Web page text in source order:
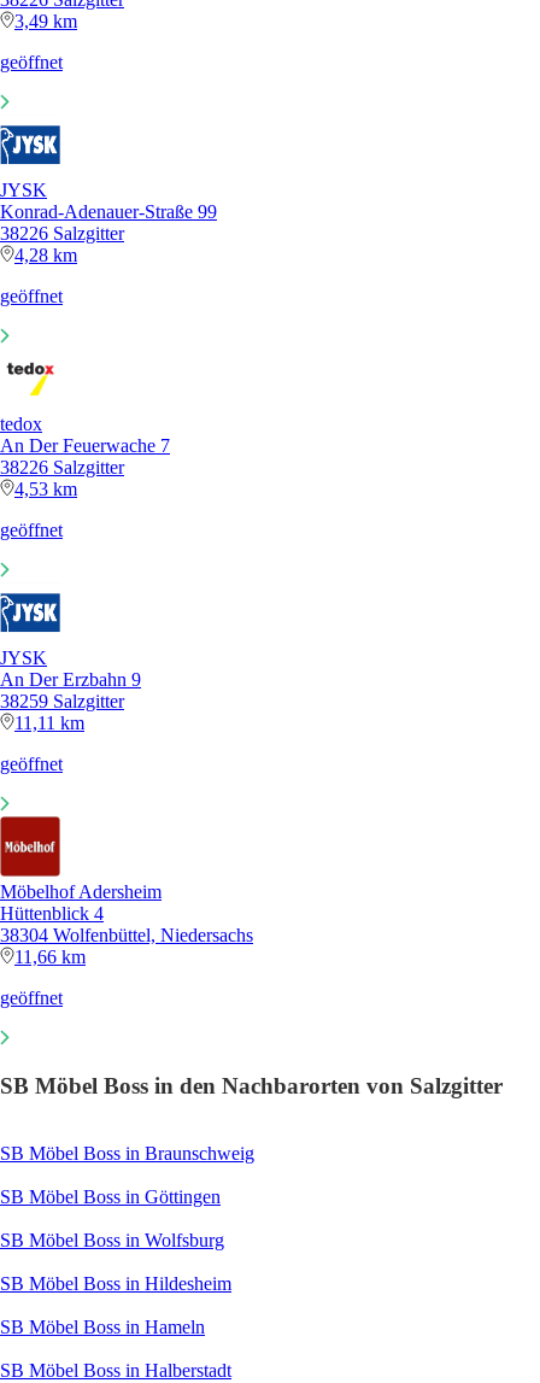
3,49 km
geöffnet
JYSK
Konrad-Adenauer-Straße 99
38226 Salzgitter
4,28 km
geöffnet
tedox
An Der Feuerwache 7
38226 Salzgitter
4,53 km
geöffnet
JYSK
An Der Erzbahn 9
38259 Salzgitter
11,11 km
geöffnet
Möbelhof Adersheim
Hüttenblick 4
38304 Wolfenbüttel, Niedersachs
11,66 km
geöffnet
SB Möbel Boss in den Nachbarorten von Salzgitter
SB Möbel Boss in Braunschweig
SB Möbel Boss in Göttingen
SB Möbel Boss in Wolfsburg
SB Möbel Boss in Hildesheim
SB Möbel Boss in Hameln
SB Möbel Boss in Halberstadt